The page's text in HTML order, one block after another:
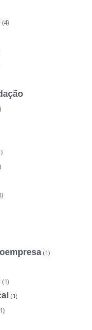
(4)
(1)
(1)
(1)